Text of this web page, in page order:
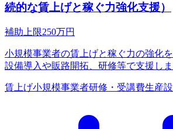
続的な賃上げと稼ぐ力強化支援）
補助上限250万円
小規模事業者の賃上げと稼ぐ力の強化
設備導入や販路開拓、研修等で支援しま
賃上げ小規模事業者研修・受講費生産